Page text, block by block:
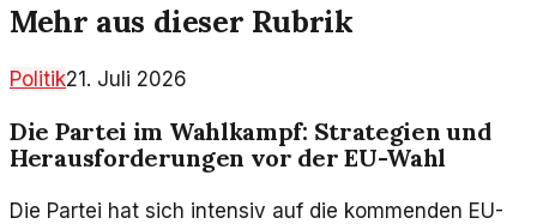
Mehr aus dieser Rubrik
Politik21. Juli 2026
Die Partei im Wahlkampf: Strategien und
Herausforderungen vor der EU-Wahl
Die Partei hat sich intensiv auf die kommenden EU-